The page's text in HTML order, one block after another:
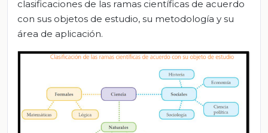
clasificaciones de las ramas científicas de acuerdo
con sus objetos de estudio, su metodología y su
área de aplicación.